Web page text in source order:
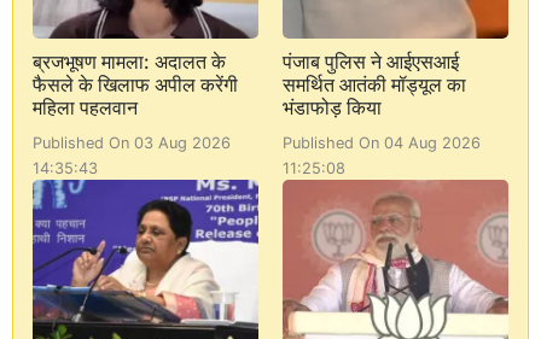
ब्रजभूषण मामला: अदालत के
फैसले के खिलाफ अपील करेंगी
महिला पहलवान
Published On 03 Aug 2026
14:35:43
पंजाब पुलिस ने आईएसआई
समर्थित आतंकी मॉड्यूल का
भंडाफोड़ किया
Published On 04 Aug 2026
11:25:08